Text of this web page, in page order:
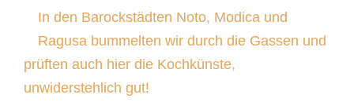
In den Barockstädten Noto, Modica und
Ragusa bummelten wir durch die Gassen und
prüften auch hier die Kochkünste,
unwiderstehlich gut!